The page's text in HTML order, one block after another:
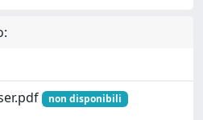
non disponibili